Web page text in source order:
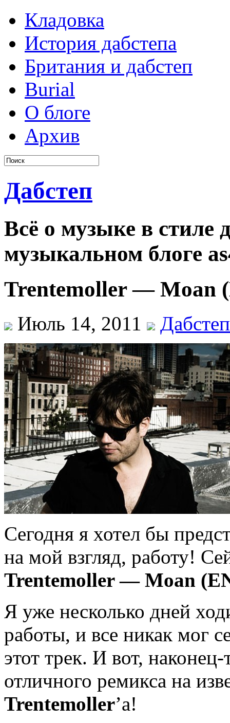
Кладовка
История дабстепа
Британия и дабстеп
Burial
О блоге
Архив
Дабстеп
Всё о музыке в стиле
музыкальном блоге
Trentemoller — Moan
Июль 14, 2011 Дабстеп
Сегодня я хотел бы
на мой взгляд, работу!
Trentemoller — Moan
Я уже несколько дней
работы, и все никак мог
этот трек. И вот,
отличного ремикса на
Trentemoller’а!